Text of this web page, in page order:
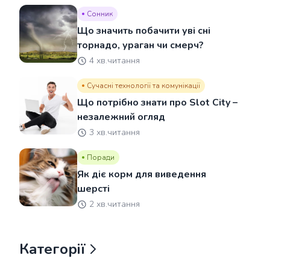
Сонник
Що значить побачити уві сні
торнадо, ураган чи смерч?
4 хв.читання
Сучасні технології та комунікації
Що потрібно знати про Slot City –
незалежний огляд
3 хв.читання
Поради
Як діє корм для виведення
шерсті
2 хв.читання
Категорії